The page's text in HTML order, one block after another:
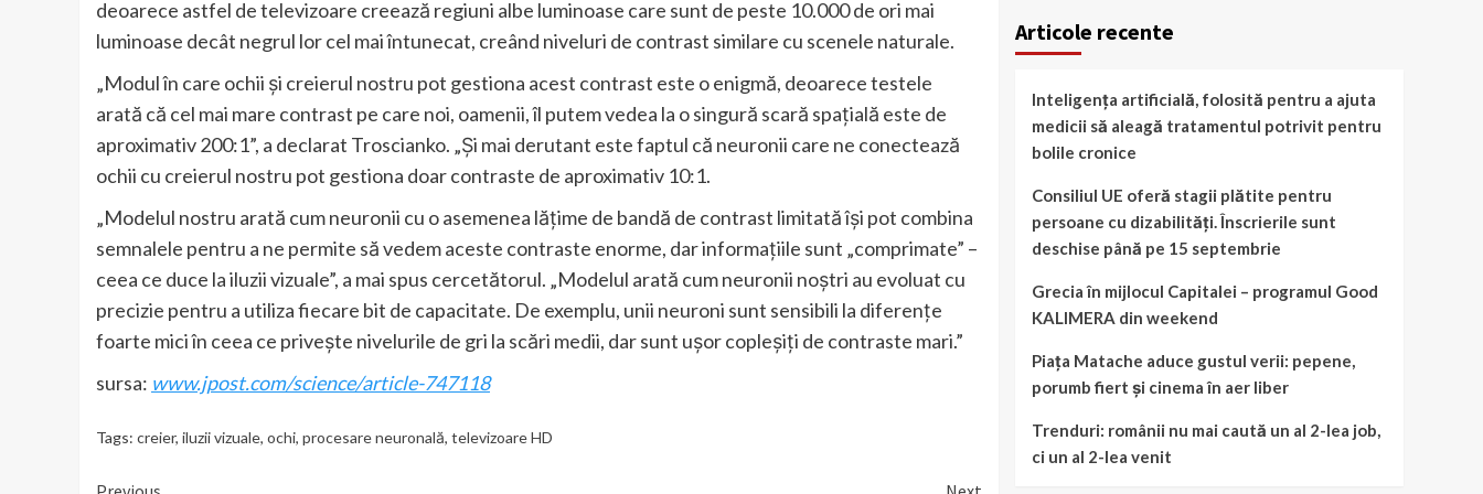
deoarece astfel de televizoare creează regiuni albe luminoase care sunt de peste 10.000 de ori mai
luminoase decât negrul lor cel mai întunecat, creând niveluri de contrast similare cu scenele naturale.
„Modul în care ochii și creierul nostru pot gestiona acest contrast este o enigmă, deoarece testele
arată că cel mai mare contrast pe care noi, oamenii, îl putem vedea la o singură scară spațială este de
aproximativ 200:1”, a declarat Troscianko. „Și mai derutant este faptul că neuronii care ne conectează
ochii cu creierul nostru pot gestiona doar contraste de aproximativ 10:1.
„Modelul nostru arată cum neuronii cu o asemenea lățime de bandă de contrast limitată își pot combina
semnalele pentru a ne permite să vedem aceste contraste enorme, dar informațiile sunt „comprimate” –
ceea ce duce la iluzii vizuale”, a mai spus cercetătorul. „Modelul arată cum neuronii noștri au evoluat cu
precizie pentru a utiliza fiecare bit de capacitate. De exemplu, unii neuroni sunt sensibili la diferențe
foarte mici în ceea ce privește nivelurile de gri la scări medii, dar sunt ușor copleșiți de contraste mari.”
sursa: www.jpost.com/science/article-747118
Tags: creier, iluzii vizuale, ochi, procesare neuronală, televizoare HD
Articole recente
Inteligența artificială, folosită pentru a ajuta
medicii să aleagă tratamentul potrivit pentru
bolile cronice
Consiliul UE oferă stagii plătite pentru
persoane cu dizabilități. Înscrierile sunt
deschise până pe 15 septembrie
Grecia în mijlocul Capitalei – programul Good
KALIMERA din weekend
Piața Matache aduce gustul verii: pepene,
porumb fiert și cinema în aer liber
Trenduri: românii nu mai caută un al 2-lea job,
ci un al 2-lea venit